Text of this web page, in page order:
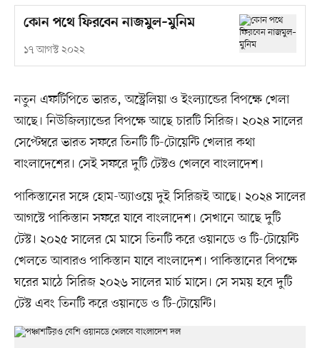
কোন পথে ফিরবেন নাজমুল–মুনিম
১৭ আগস্ট ২০২২
নতুন এফটিপিতে ভারত, অস্ট্রেলিয়া ও ইংল্যান্ডের বিপক্ষে খেলা
আছে। নিউজিল্যান্ডের বিপক্ষে আছে চারটি সিরিজ। ২০২৪ সালের
সেপ্টেম্বরে ভারত সফরে তিনটি টি-টোয়েন্টি খেলার কথা
বাংলাদেশের। সেই সফরে দুটি টেস্টও খেলবে বাংলাদেশ।
পাকিস্তানের সঙ্গে হোম-অ্যাওয়ে দুই সিরিজই আছে। ২০২৪ সালের
আগস্টে পাকিস্তান সফরে যাবে বাংলাদেশ। সেখানে আছে দুটি
টেস্ট। ২০২৫ সালের মে মাসে তিনটি করে ওয়ানডে ও টি-টোয়েন্টি
খেলতে আবারও পাকিস্তান যাবে বাংলাদেশ। পাকিস্তানের বিপক্ষে
ঘরের মাঠে সিরিজ ২০২৬ সালের মার্চ মাসে। সে সময় হবে দুটি
টেস্ট এবং তিনটি করে ওয়ানডে ও টি-টোয়েন্টি।